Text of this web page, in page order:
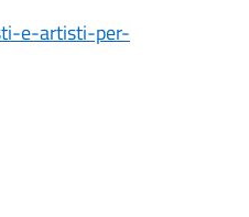
e-artisti-per-